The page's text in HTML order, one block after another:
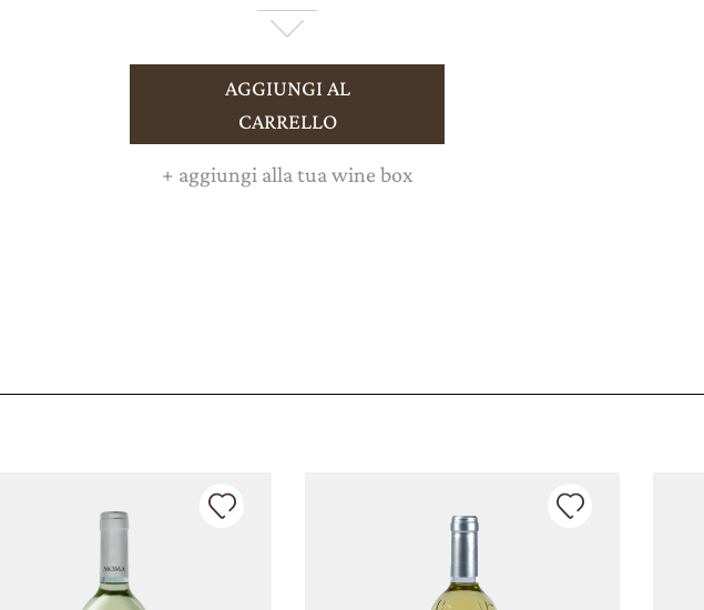
LA TENUTA
VINI
GIFT PACK
REGALISTICA
EVENTI BUSINESS
CONTATTI
AGGIUNGI AL
CARRELLO
+ aggiungi alla tua wine box